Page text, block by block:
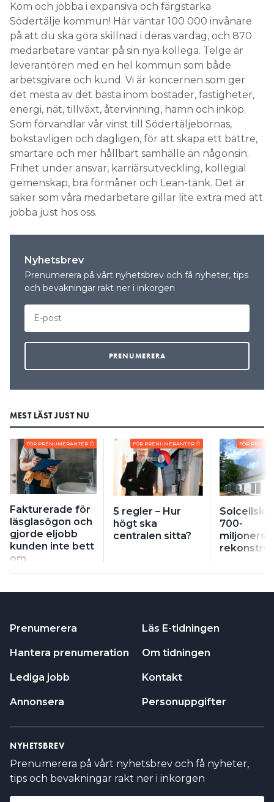
Kom och jobba i expansiva och färgstarka
Södertälje kommun! Här väntar 100 000 invånare
på att du ska göra skillnad i deras vardag, och 870
medarbetare väntar på sin nya kollega. Telge är
leverantören med en hel kommun som både
arbetsgivare och kund. Vi är koncernen som ger
det mesta av det bästa inom bostäder, fastigheter,
energi, nät, tillväxt, återvinning, hamn och inköp.
Som förvandlar vår vinst till Södertäljebornas,
bokstavligen och dagligen, för att skapa ett bättre,
smartare och mer hållbart samhälle än någonsin.
Frihet under ansvar, karriärsutveckling, kollegial
gemenskap, bra förmåner och Lean-tänk. Det är
saker som våra medarbetare gillar lite extra med att
jobba just hos oss.
Nyhetsbrev
Prenumerera på vårt nyhetsbrev och få nyheter, tips
och bevakningar rakt ner i inkorgen
MEST LÄST JUST NU
FÖR PRENUMERANTER
Fakturerade för
läsglasögon och
gjorde eljobb
kunden inte bett
om
FÖR PRENUMERANTER
5 regler – Hur
högt ska
centralen sitta?
FÖR
700-
Prenumerera
Hantera prenumeration
Lediga jobb
Annonsera
Läs E-tidningen
Om tidningen
Kontakt
Personuppgifter
NYHETSBREV
Prenumerera på vårt nyhetsbrev och få nyheter,
tips och bevakningar rakt ner i inkorgen